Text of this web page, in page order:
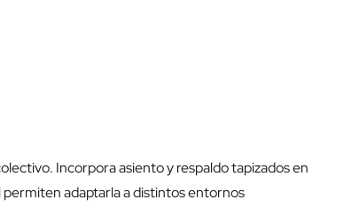
Incorpora asiento y respaldo tapizados en
adaptarla a distintos entornos